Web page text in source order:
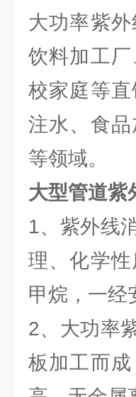
大功率紫
饮料加工
校家庭等
注水、食
等领
大型管道紫
1、紫外线
理、化学
甲烷，一
2、大功率
板加工而